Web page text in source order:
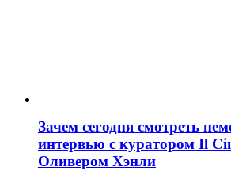
Зачем сегодня смотреть
интервью с куратором Il
Оливером Хэнли